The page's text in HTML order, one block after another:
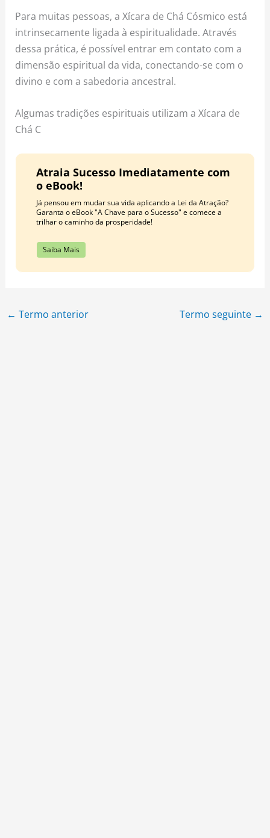
Para muitas pessoas, a Xícara de Chá Cósmico está
intrinsecamente ligada à espiritualidade. Através
dessa prática, é possível entrar em contato com a
dimensão espiritual da vida, conectando-se com o
divino e com a sabedoria ancestral.
Algumas tradições espirituais utilizam a Xícara de
Chá C
Atraia Sucesso Imediatamente com
o eBook!
Já pensou em mudar sua vida aplicando a Lei da Atração?
Garanta o eBook "A Chave para o Sucesso" e comece a
trilhar o caminho da prosperidade!
Saiba Mais
← Termo anterior Termo seguinte →